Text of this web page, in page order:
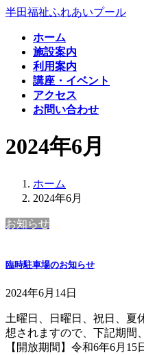
コ
プ
ナ
動
半田福祉ふれあいプール
ホーム
施設案内
利用案内
講座・イベント
アクセス
お問い合わせ
2024年6月
ホーム
2024年6月
お知らせ
臨時駐車場のお知らせ
2024年6月14日
土曜日、日曜日、祝日、夏
想されますので、下記期間
【開放期間】令和6年6月